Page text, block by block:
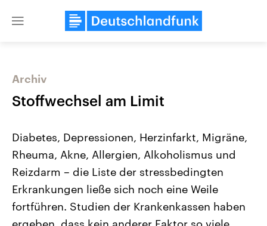
Close
Landtagswahl Sachsen-Anhalt
USA
Aktuelle Beiträge,
Archiv
Stoffwechsel am Limit
Diabetes, Depressionen, Herzinfarkt, Migräne,
Rheuma, Akne, Allergien, Alkoholismus und
Reizdarm – die Liste der stressbedingten
Erkrankungen ließe sich noch eine Weile
fortführen. Studien der Krankenkassen haben